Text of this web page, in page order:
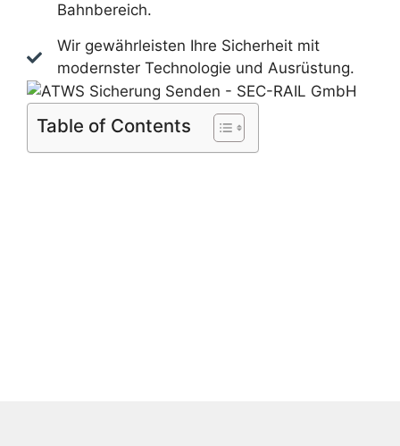
Bahnbereich.
Wir gewährleisten Ihre Sicherheit mit
modernster Technologie und Ausrüstung.
Table of Contents